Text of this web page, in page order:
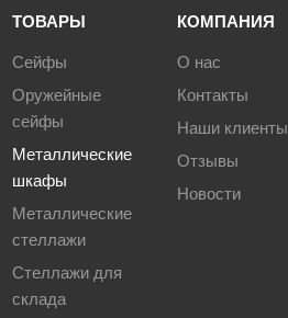
ТОВАРЫ
Сейфы
Оружейные
сейфы
Металлические
шкафы
Металлические
стеллажи
Стеллажи для
склада
КОМПАНИЯ
О нас
Контакты
Наши клиенты
Отзывы
Новости